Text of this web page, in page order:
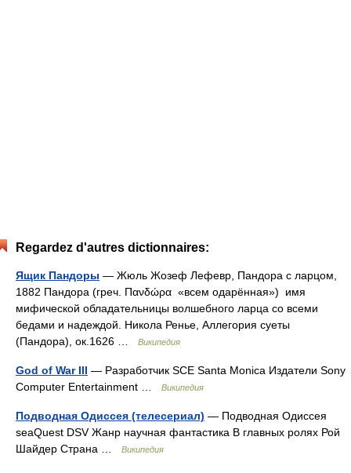
Regardez d'autres dictionnaires:
Ящик Пандоры — Жюль Жозеф Лефевр, Пандора с ларцом,
1882 Пандора (греч. Πανδώρα «всем одарённая») имя
мифической обладательницы волшебного ларца со всеми
бедами и надеждой. Никола Ренье, Аллегория суеты
(Пандора), ок.1626 …
Википедия
God of War III — Разработчик SCE Santa Monica Издатели Sony
Computer Entertainment …
Википедия
Подводная Одиссея (телесериал) — Подводная Одиссея
seaQuest DSV Жанр научная фантастика В главных ролях Рой
Шайдер Страна …
Википедия